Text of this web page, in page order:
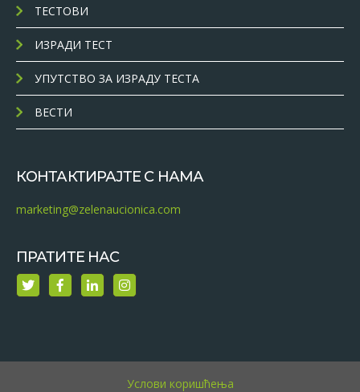
ТЕСТОВИ
ИЗРАДИ ТЕСТ
УПУТСТВО ЗА ИЗРАДУ ТЕСТА
ВЕСТИ
КОНТАКТИРАЈТЕ С НАМА
marketing@zelenaucionica.com
ПРАТИТЕ НАС
Услови коришћења